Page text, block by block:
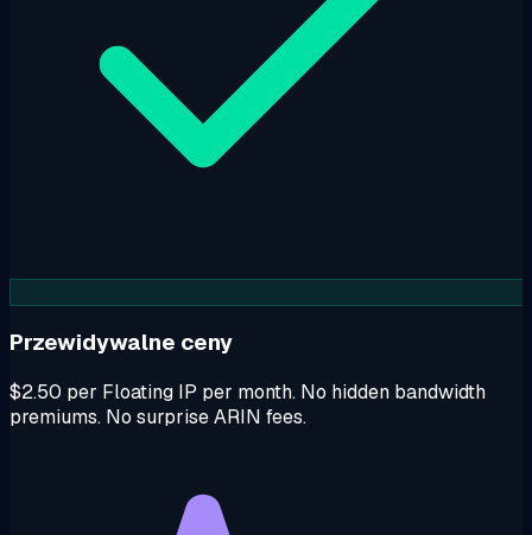
Przewidywalne ceny
$2.50 per Floating IP per month. No hidden bandwidth
premiums. No surprise ARIN fees.